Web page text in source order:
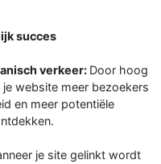
succes
verkeer: Door hoog
website meer bezoekers
en meer potentiële
je site gelinkt wordt